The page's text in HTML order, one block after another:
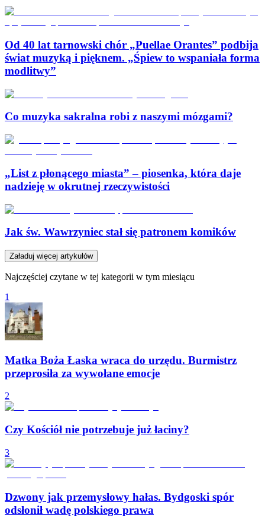
Od 40 lat tarnowski chór „Puellae Orantes” podbija
świat muzyką i pięknem. „Śpiew to wspaniała forma
modlitwy”
Co muzyka sakralna robi z naszymi mózgami?
„List z płonącego miasta” – piosenka, która daje
nadzieję w okrutnej rzeczywistości
Jak św. Wawrzyniec stał się patronem komików
Załaduj więcej artykułów
Najczęściej czytane w tej kategorii w tym miesiącu
1
Matka Boża Łaska wraca do urzędu. Burmistrz
przeprosiła za wywołane emocje
2
Czy Kościół nie potrzebuje już łaciny?
3
Dzwony jak przemysłowy hałas. Bydgoski spór
odsłonił wadę polskiego prawa